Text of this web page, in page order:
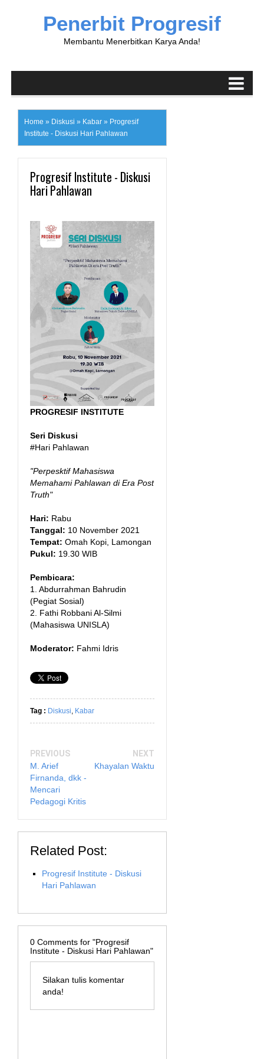
Penerbit Progresif
Membantu Menerbitkan Karya Anda!
Home » Diskusi » Kabar » Progresif
Institute - Diskusi Hari Pahlawan
Progresif Institute - Diskusi
Hari Pahlawan
PROGRESIF INSTITUTE
Seri Diskusi
#Hari Pahlawan
"Perpesktif Mahasiswa
Memahami Pahlawan di Era Post
Truth"
Hari: Rabu
Tanggal: 10 November 2021
Tempat: Omah Kopi, Lamongan
Pukul: 19.30 WIB
Pembicara:
1. Abdurrahman Bahrudin
(Pegiat Sosial)
2. Fathi Robbani Al-Silmi
(Mahasiswa UNISLA)
Moderator: Fahmi Idris
Tag : Diskusi, Kabar
PREVIOUS
M. Arief
Firnanda, dkk -
Mencari
Pedagogi Kritis
NEXT
Khayalan Waktu
Related Post:
Progresif Institute - Diskusi
Hari Pahlawan
0 Comments for "Progresif
Institute - Diskusi Hari Pahlawan"
Silakan tulis komentar
anda!